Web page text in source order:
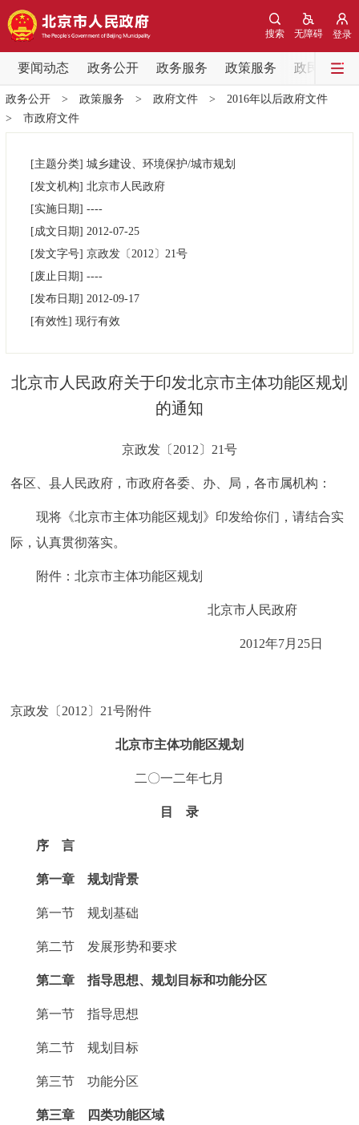
登录
无障碍
搜索
要闻动态 政务公开 政务服务 政策服务 政民互动
要闻动态
党中央精神 国务院信息 中央部委动态
各区热点
市领导
决策公开 专题公开
便民服务 利企服务 投资项目
我要建议
图说北京
多语种
DEUTSCH FRANÇAIS
ESPAÑOL العربية
政务公开> 政策服务 > 政府文件> 2016年以后政府文件
> 市政府文件
[主题分类] 城乡建设、环境保护/城市规划
[发文机构] 北京市人民政府
[实施日期] ----
[成文日期] 2012-07-25
[发文字号] 京政发〔2012〕 21号
[废止日期] ----
[发布日期] 2012-09-17
[有效性] 现行有效
北京市人民政府关于印发北京市主体功能区规划
的通知
京政发〔2012〕21号
各区、县人民政府，市政府各委、办、局，各市属机构：
现将《北京市主体功能区规划》印发给你们，请结合实
际，认真贯彻落实。
附件：北京市主体功能区规划
北京市人民政府
2012年7月25日
京政发〔2012〕21号附件
北京市主体功能区规划
二〇一二年七月
目 录
序 言
第一章 规划背景
第一节 规划基础
第二节 发展形势和要求
第二章 指导思想、规划目标和功能分区
第一节 指导思想
第二节 规划目标
第三节 功能分区
第三章 四类功能区域